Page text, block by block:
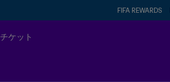
FIFA REWARDS
チケット